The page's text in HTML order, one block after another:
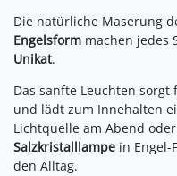
Die natürliche Maserung
Engelsform machen jedes
Unikat.
Das sanfte Leuchten sorgt
und lädt zum Innehalten
Lichtquelle am Abend
Salzkristalllampe in Engel-
den Alltag.